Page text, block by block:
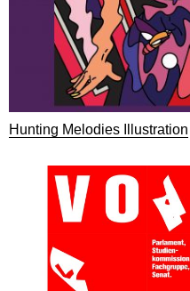
Hunting Melodies Illustration